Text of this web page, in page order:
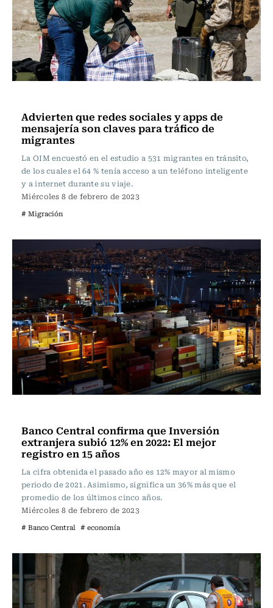
Advierten que redes sociales y apps de
mensajería son claves para tráfico de
migrantes
La OIM encuestó en el estudio a 531 migrantes en tránsito,
de los cuales el 64 % tenía acceso a un teléfono inteligente
y a internet durante su viaje.
Miércoles 8 de febrero de 2023
# Migración
Banco Central confirma que Inversión
extranjera subió 12% en 2022: El mejor
registro en 15 años
La cifra obtenida el pasado año es 12% mayor al mismo
periodo de 2021. Asimismo, significa un 36% más que el
promedio de los últimos cinco años.
Miércoles 8 de febrero de 2023
# Banco Central # economía